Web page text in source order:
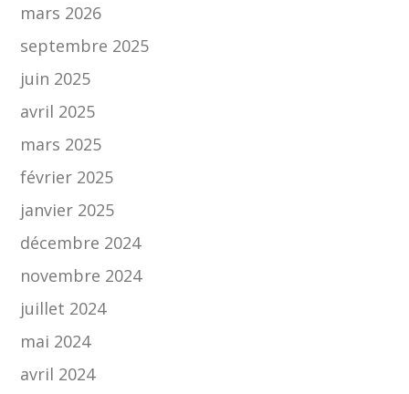
mars 2026
septembre 2025
juin 2025
avril 2025
mars 2025
février 2025
janvier 2025
décembre 2024
novembre 2024
juillet 2024
mai 2024
avril 2024